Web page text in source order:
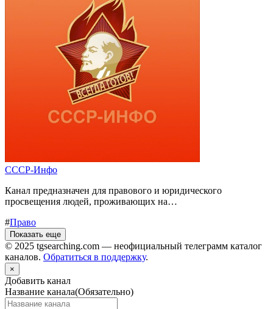
СССР-Инфо
Канал предназначен для правового и юридического
просвещения людей, проживающих на…
#Право
Показать еще
© 2025 tgsearching.com — неофициальный телеграмм каталог
каналов. Обратиться в поддержку.
×
Добавить канал
Название канала(Обязательно)